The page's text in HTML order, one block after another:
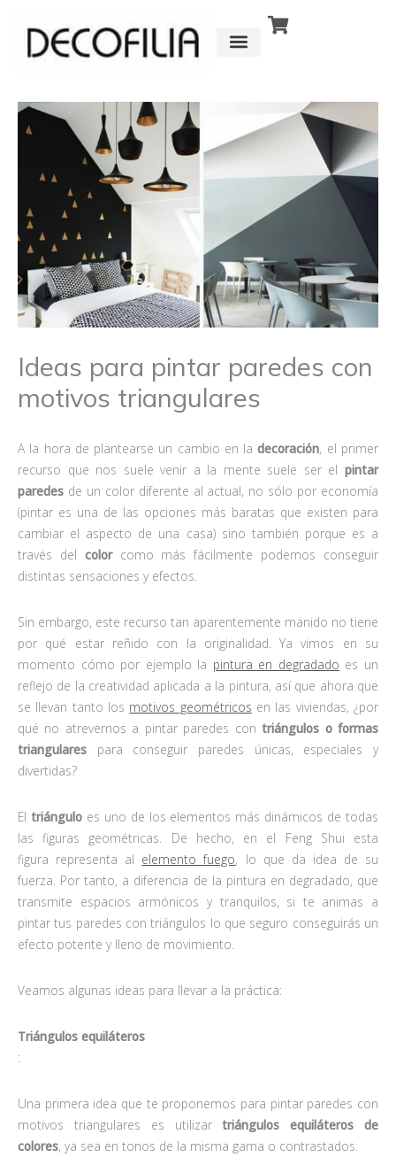
contenido
Ideas para pintar paredes con
motivos triangulares
A la hora de plantearse un cambio en ladecoración, el primer
recurso que nos suele venir a la mente suele ser el pintar
paredes de un color diferente al actual, no sólo por economía
(pintar es una de las opciones más baratas que existen para
cambiar el aspecto de una casa) sino también porque es a
través del colorcomo más fácilmente podemos conseguir
distintas sensaciones y efectos.
Sin embargo, este recurso tan aparentemente manido no tiene
por qué estar reñido con la originalidad. Ya vimos en su
momento cómo por ejemplo la pintura en degradado es un
reflejo de la creatividad aplicada a la pintura, así que ahora que
se llevan tanto los motivos geométricos en las viviendas, ¿por
qué no atrevernos a pintar paredes contriángulos o formas
triangulares para conseguir paredes únicas, especiales y
divertidas?
El triánguloes uno de los elementos más dinámicos de todas
las figuras geométricas. De hecho, en el Feng Shui esta
figura representa al elemento fuego, lo que da idea de su
fuerza. Por tanto, a diferencia de la pintura en degradado, que
transmite espacios armónicos y tranquilos, si te animas a
pintar tus paredes con triángulos lo que seguro conseguirás un
efecto potente y lleno de movimiento.
Veamos algunas ideas para llevar a la práctica:
Triángulos equiláteros
:
Una primera idea que te proponemos para pintar paredes con
motivos triangulares es utilizartriángulos equiláteros de
colores, ya sea en tonos de la misma gama o contrastados.